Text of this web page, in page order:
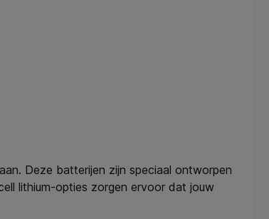
Deze batterijen zijn speciaal ontworpen
lithium-opties zorgen ervoor dat jouw